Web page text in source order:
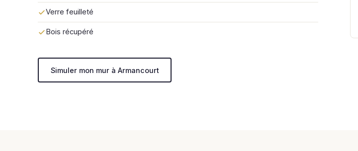
Verre feuilleté
Bois récupéré
Simuler mon mur à Armancourt